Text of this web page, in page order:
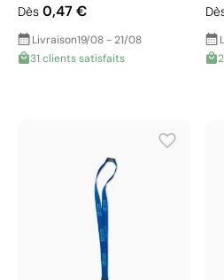
Dès 0,47 €
Livraison19/08 - 21/08
31 clients satisfaits